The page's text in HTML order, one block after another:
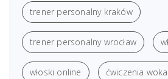
trener personalny kraków
trener personalny wrocław
włoski online ćwiczenia